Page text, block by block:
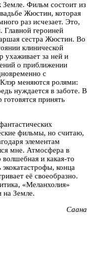
Земле. Фильм состоит из
Жюстин, которая
раз исчезает. Это,
Главной героиней
сестра Жюстин. Во
клинической
ухаживает за ней и
о приближении
с
меняются ролями:
нуждается в заботе. В
принять
фильмы, но считаю,
элементам
мне. Атмосфера в
и какая-то
конца
её своеобразно.
«Меланхолия»
на Земле.
Саана